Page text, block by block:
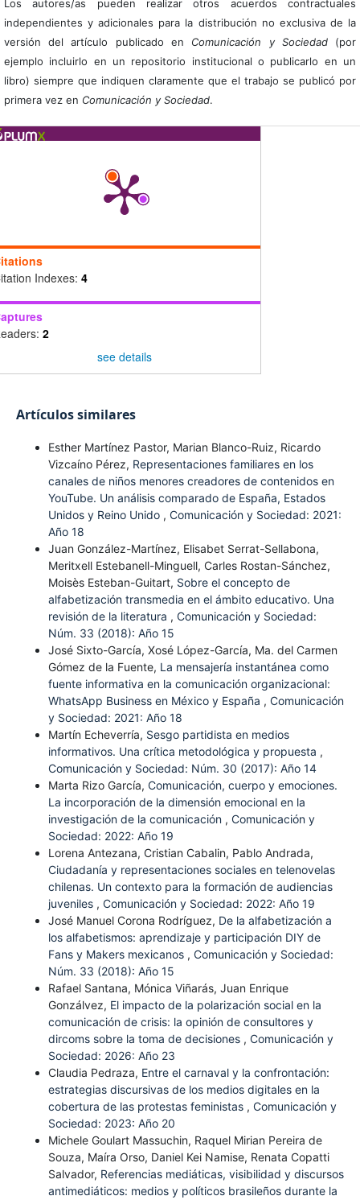
Los autores/as pueden realizar otros acuerdos contractuales
independientes y adicionales para la distribución no exclusiva de la
versión del artículo publicado en Comunicación y Sociedad(por
ejemplo incluirlo en un repositorio institucional o publicarlo en un
libro) siempre que indiquen claramente que el trabajo se publicó por
primera vez en Comunicación y Sociedad.
Indexes: 4
2
see details
Artículos similares
Esther Martínez Pastor, Marian Blanco-Ruiz, Ricardo
Vizcaíno Pérez, Representaciones familiares en los
canales de niños menores creadores de contenidos en
YouTube. Un análisis comparado de España, Estados
Unidos y Reino Unido , Comunicación y Sociedad: 2021:
Año 18
Juan González-Martínez, Elisabet Serrat-Sellabona,
Meritxell Estebanell-Minguell, Carles Rostan-Sánchez,
Moisès Esteban-Guitart, Sobre el concepto de
alfabetización transmedia en el ámbito educativo. Una
revisión de la literatura , Comunicación y Sociedad:
Núm. 33 (2018): Año 15
José Sixto-García, Xosé López-García, Ma. del Carmen
Gómez de la Fuente, La mensajería instantánea como
fuente informativa en la comunicación organizacional:
WhatsApp Business en México y España , Comunicación
y Sociedad: 2021: Año 18
Martín Echeverría, Sesgo partidista en medios
informativos. Una crítica metodológica y propuesta ,
Comunicación y Sociedad: Núm. 30 (2017): Año 14
Marta Rizo García, Comunicación, cuerpo y emociones.
La incorporación de la dimensión emocional en la
investigación de la comunicación , Comunicación y
Sociedad: 2022: Año 19
Lorena Antezana, Cristian Cabalin, Pablo Andrada,
Ciudadanía y representaciones sociales en telenovelas
chilenas. Un contexto para la formación de audiencias
juveniles , Comunicación y Sociedad: 2022: Año 19
José Manuel Corona Rodríguez, De la alfabetización a
los alfabetismos: aprendizaje y participación DIY de
Fans y Makers mexicanos , Comunicación y Sociedad:
Núm. 33 (2018): Año 15
Rafael Santana, Mónica Viñarás, Juan Enrique
Gonzálvez, El impacto de la polarización social en la
comunicación de crisis: la opinión de consultores y
dircoms sobre la toma de decisiones , Comunicación y
Sociedad: 2026: Año 23
Claudia Pedraza, Entre el carnaval y la confrontación:
estrategias discursivas de los medios digitales en la
cobertura de las protestas feministas , Comunicación y
Sociedad: 2023: Año 20
Michele Goulart Massuchin, Raquel Mirian Pereira de
Souza, Maíra Orso, Daniel Kei Namise, Renata Copatti
Salvador, Referencias mediáticas, visibilidad y discursos
antimediáticos: medios y políticos brasileños durante la